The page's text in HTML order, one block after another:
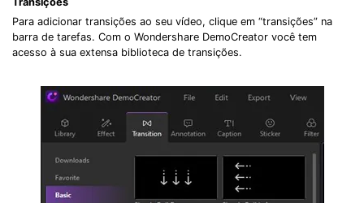
Para adicionar transições ao seu vídeo, clique em “transições” na
barra de tarefas. Com o Wondershare DemoCreator você tem
acesso à sua extensa biblioteca de transições.